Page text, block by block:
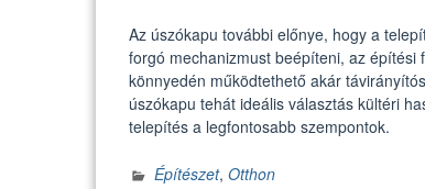
Az úszókapu további előnye, hogy a
forgó mechanizmust beépíteni, az
könnyedén működtethető akár
úszókapu tehát ideális választás kültéri
telepítés a legfontosabb szempontok.
Építészet, Otthon